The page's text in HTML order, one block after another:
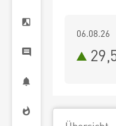
06.08.26